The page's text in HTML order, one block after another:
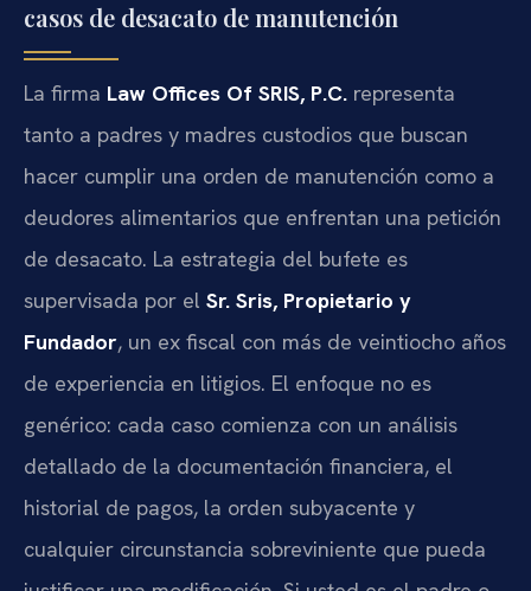
casos de desacato de manutención
La firma Law Offices Of SRIS, P.C. representa
tanto a padres y madres custodios que buscan
hacer cumplir una orden de manutención como a
deudores alimentarios que enfrentan una petición
de desacato. La estrategia del bufete es
supervisada por el Sr. Sris, Propietario y
Fundador, un ex fiscal con más de veintiocho años
de experiencia en litigios. El enfoque no es
genérico: cada caso comienza con un análisis
detallado de la documentación financiera, el
historial de pagos, la orden subyacente y
cualquier circunstancia sobreviniente que pueda